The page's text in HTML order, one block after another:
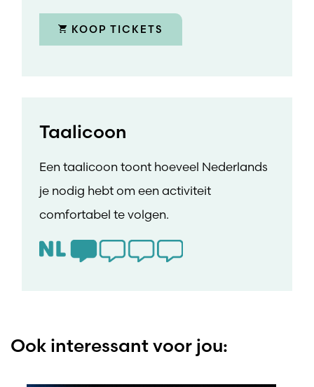
KOOP TICKETS
Taalicoon
Een taalicoon toont hoeveel Nederlands
je nodig hebt om een activiteit
comfortabel te volgen.
Ook interessant voor jou: